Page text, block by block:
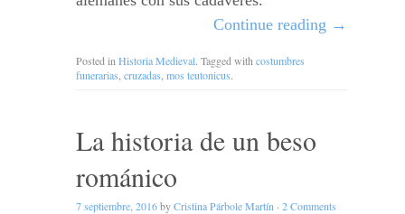
Continue reading →
Posted in Historia Medieval. Tagged with costumbres
funerarias cruzadas mos teutonicus.
La historia de un beso
románico
7 septiembre, 2016byCristina Párbole Martín · 2 Comments